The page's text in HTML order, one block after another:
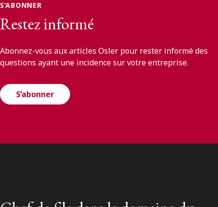
S’ABONNER
Restez informé
Abonnez-vous aux articles Osler pour rester informé des
questions ayant une incidence sur votre entreprise.
S’abonner